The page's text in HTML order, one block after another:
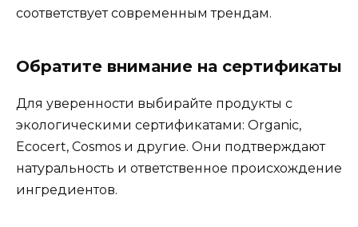
соответствует современным трендам.
Обратите внимание на сертификаты
Для уверенности выбирайте продукты с
экологическими сертификатами: Organic,
Ecocert, Cosmos и другие. Они подтверждают
натуральность и ответственное происхождение
ингредиентов.